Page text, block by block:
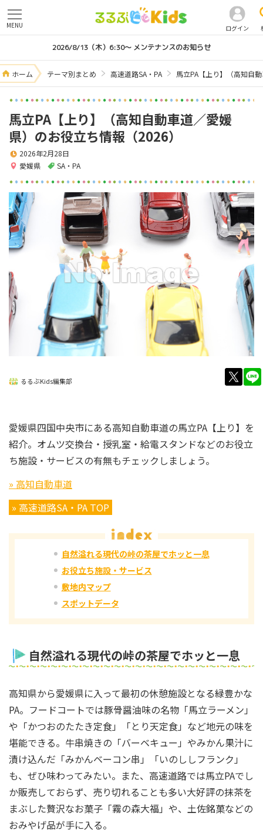
ログイン
MENU
2026/8/13（木）6:30～ メンテナンスのお知らせ
ホーム テーマ別まとめ 高速道路SA・PA 馬立PA【上り】（高知自
馬立PA【上り】（高知自動車道／愛媛
県）のお役立ち情報（2026）
愛媛県 SA・PA
2026年2月28日
るるぶKids編集部
愛媛県四国中央市にある高知自動車道の馬立PA【上り】を
紹介。オムツ交換台・授乳室・給電スタンドなどのお役立
ち施設・サービスの有無もチェックしましょう。
» 高知自動車道
» 高速道路SA・PA TOP
自然溢れる現代の峠の茶屋でホッと一息
お役立ち施設・サービス
敷地内マップ
スポットデータ
自然溢れる現代の峠の茶屋でホッと一息
高知県から愛媛県に入って最初の休憩施設となる緑豊かな
PA。フードコートでは豚骨醤油味の名物「馬立ラーメン」
や「かつおのたたき定食」「とり天定食」など地元の味を
堪能できる。牛串焼きの「バーベキュー」やみかん果汁に
漬け込んだ「みかんベーコン串」「いのししフランク」
も、ぜひ味わってみたい。また、高速道路では馬立PAでし
か販売しておらず、売り切れることも多い大好評の抹茶を
まぶした贅沢なお菓子「霧の森大福」や、土佐銘菓などの
おみやげ品が手に入る。